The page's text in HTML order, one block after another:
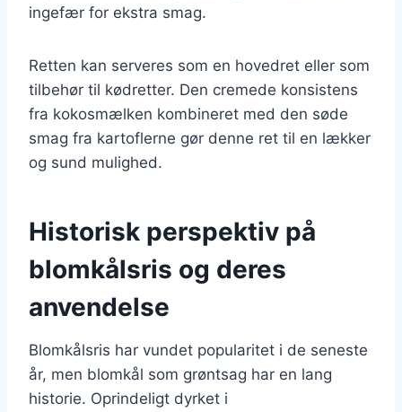
ingefær for ekstra smag.
Retten kan serveres som en hovedret eller som
tilbehør til kødretter. Den cremede konsistens
fra kokosmælken kombineret med den søde
smag fra kartoflerne gør denne ret til en lækker
og sund mulighed.
Historisk perspektiv på
blomkålsris og deres
anvendelse
Blomkålsris har vundet popularitet i de seneste
år, men blomkål som grøntsag har en lang
historie. Oprindeligt dyrket i